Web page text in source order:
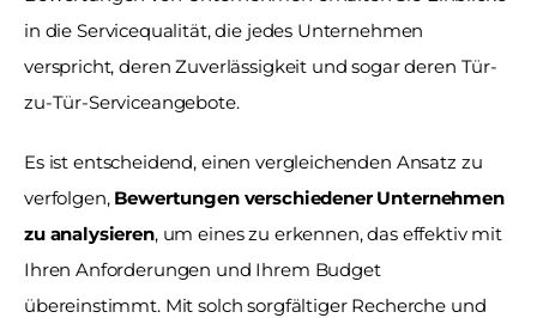
in die Servicequalität, die jedes Unternehmen
verspricht, deren Zuverlässigkeit und sogar deren Tür-
zu-Tür-Serviceangebote.
Es ist entscheidend, einen vergleichenden Ansatz zu
verfolgen, Bewertungen verschiedener Unternehmen
zu analysieren, um eines zu erkennen, das effektiv mit
Ihren Anforderungen und Ihrem Budget
übereinstimmt. Mit solch sorgfältiger Recherche und